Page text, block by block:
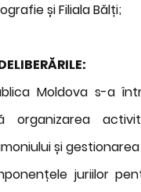
și Filiala Bălți;
Moldova s-a
și
juriilor